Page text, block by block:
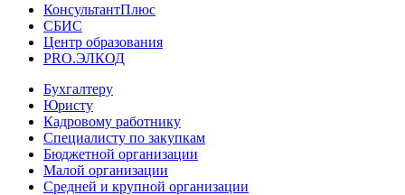
КонсультантПлюс
СБИС
Центр образования
PRO.ЭЛКОД
Бухгалтеру
Юристу
Кадровому работнику
Специалисту по закупкам
Бюджетной организации
Малой организации
Средней и крупной организации